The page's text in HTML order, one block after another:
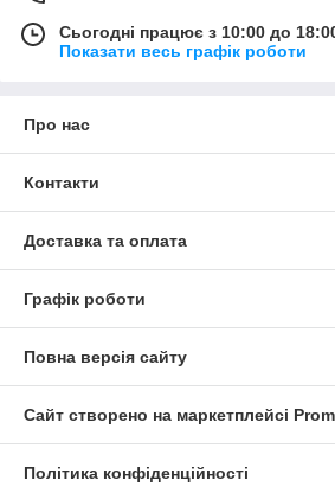
Сьогодні працює з 10:00 до
Показати весь графік роботи
Про нас
Контакти
Доставка та оплата
Графік роботи
Повна версія сайту
Сайт створено на маркетплейсі
Політика конфіденційності